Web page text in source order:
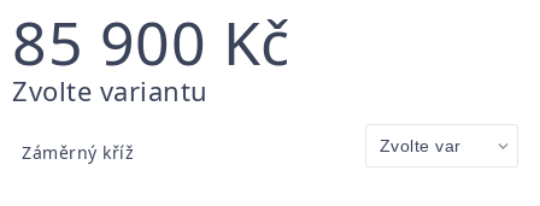
85 900 Kč
Měrná
Zvolte variantu
Záměrný kříž